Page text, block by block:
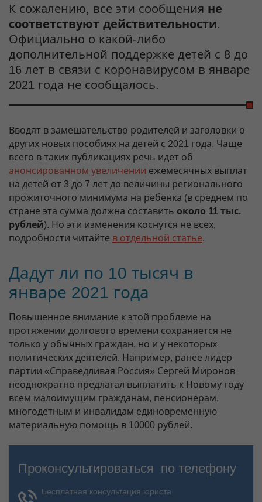
К сожалению, все эти сообщения не
соответствуют действительности.
Официально о какой-либо
дополнительной поддержке детей с 8 до
16 лет в связи с коронавирусом в январе
2021 года не сообщалось.
Вводят в замешательство родителей и заголовки о
других новых пособиях на детей с 2021 года. Чаще
всего в таких публикациях речь идет об
анонсированном увеличении ежемесячных выплат
на детей от 3 до 7 лет до величины регионального
прожиточного минимума на ребенка (в среднем по
стране эта сумма должна составить около 11 тыс.
рублей). Но эти изменения коснутся не всех,
подробности читайте в отдельной статье.
Дадут ли по 10 тысяч в
январе 2021 года
Повышенное внимание к этой проблеме на
протяжении долгового времени сохраняется не
только у обычных граждан, но и у некоторых
политических деятелей. Например, ранее лидер
партии «Справедливая Россия» Сергей Миронов
неоднократно предлагал выплатить к Новому году
всем малоимущим гражданам, пенсионерам,
многодетным и инвалидам единовременную
материальную помощь в 10000 рублей.